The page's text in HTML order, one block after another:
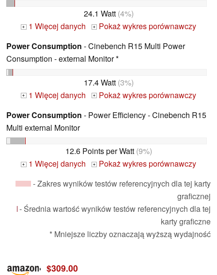
24.1 Watt(4%)
+ 1 Więcej danych +
Pokaż wykres porównawczy
Power Consumption - Cinebench R15 Multi Power
Consumption - external Monitor *
17.4 Watt(3%)
+ 1 Więcej danych +
Pokaż wykres porównawczy
Power Consumption - Power Efficiency - Cinebench R15
Multi external Monitor
12.6 Points per Watt(9%)
+ 1 Więcej danych +
Pokaż wykres porównawczy
- Zakres wyników testów referencyjnych dla tej karty
graficznej
- Średnia wartość wyników testów referencyjnych dla tej
karty graficzne
* Mniejsze liczby oznaczają wyższą wydajność
$309.00